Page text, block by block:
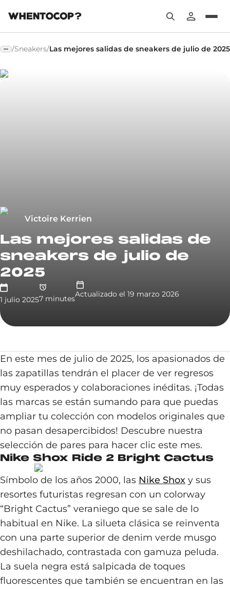
/Sneakers/Las mejores salidas de sneakers de julio de 2025
Victoire Kerrien
Las mejores salidas de
sneakers de julio de
2025
1 julio 20257 minutesActualizado el 19 marzo 2026
En este mes de julio de 2025, los apasionados de
las zapatillas tendrán el placer de ver regresos
muy esperados y colaboraciones inéditas. ¡Todas
las marcas se están sumando para que puedas
ampliar tu colección con modelos originales que
no pasan desapercibidos! Descubre nuestra
selección de pares para hacer clic este mes.
Nike Shox Ride 2 Bright Cactus
Símbolo de los años 2000, las Nike Shox y sus
resortes futuristas regresan con un colorway
“Bright Cactus” veraniego que se sale de lo
habitual en Nike. La silueta clásica se reinventa
con una parte superior de denim verde musgo
deshilachado, contrastada con gamuza peluda.
La suela negra está salpicada de toques
fluorescentes que también se encuentran en las